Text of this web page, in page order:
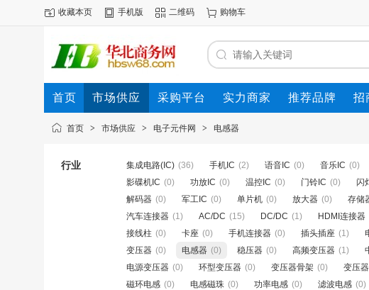
收藏本页 手机版 二维码 购物车
首页 市场供应 采购平台 实力商家 推荐品牌 招
首页 > 市场供应 > 电子元件网 > 电感器
行业 集成电路(IC) (36) 手机IC (2) 语音IC (0) 音乐IC (0)
影碟机IC (0) 功放IC (0) 温控IC (0) 门铃IC (0) 闪
解码器 (0) 军工IC (0) 单片机 (0) 放大器 (0) 存储
汽车连接器 (1) AC/DC (15) DC/DC (1) HDMI连接器
接线柱 (0) 卡座 (0) 手机连接器 (0) 插头插座 (1)
变压器 (0) 电感器 (0) 稳压器 (0) 高频变压器 (1)
电源变压器 (0) 环型变压器 (0) 变压器骨架 (0) 变压
磁环电感 (0) 电感磁珠 (0) 功率电感 (0) 滤波电感 (0)